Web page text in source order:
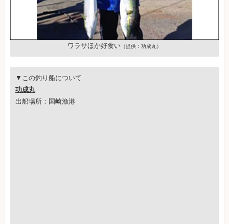
ワラサほか好食い （提供：功成丸）
▼この釣り船について
功成丸
出船場所：国崎漁港